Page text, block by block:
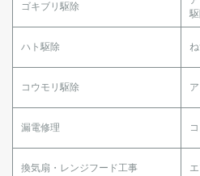
ゴキブリ駆除
ハト駆除
コウモリ駆除
漏電修理
換気扇・レンジフード工事